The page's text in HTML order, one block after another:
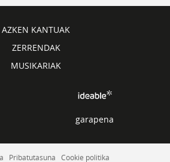
AZKEN KANTUAK
ZERRENDAK
MUSIKARIAK
garapena
Pribatutasuna Cookie politika